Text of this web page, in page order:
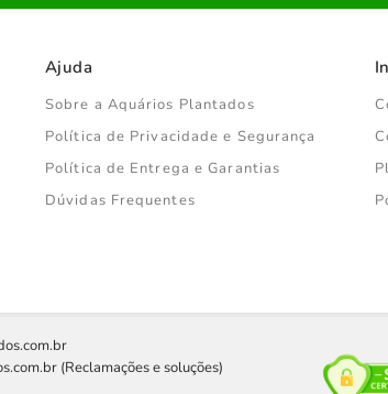
Ajuda
Sobre a Aquários Plantados
Política de Privacidade e Segurança
Política de Entrega e Garantias
Dúvidas Frequentes
(Reclamações e soluções)